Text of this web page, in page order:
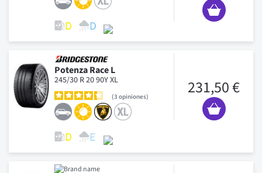
Potenza Race L
245/30 R 20 90Y XL
3 opiniones 231,50 €